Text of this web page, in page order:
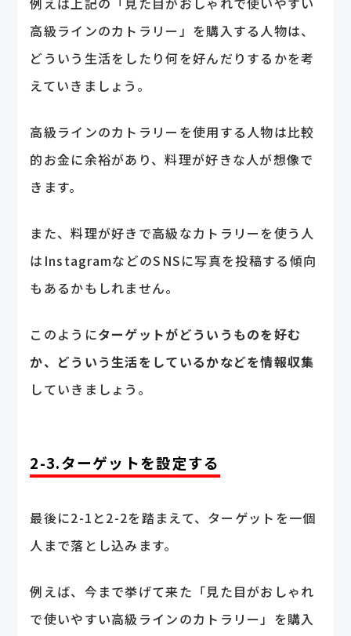
高級ラインのカトラリー」を購入する人物は、
どういう生活をしたり何を好んだりするかを考
えていきましょう。
高級ラインのカトラリーを使用する人物は比較
的お金に余裕があり、料理が好きな人が想像で
きます。
また、料理が好きで高級なカトラリーを使う人
はInstagramなどのSNSに写真を投稿する傾向
もあるかもしれません。
このようにターゲットがどういうものを好む
か、どういう生活をしているかなどを情報収集
していきましょう。
2-3.ターゲットを設定する
最後に2-1と2-2を踏まえて、ターゲットを一個
人まで落とし込みます。
例えば、今まで挙げて来た「見た目がおしゃれ
で使いやすい高級ラインのカトラリー」を購入